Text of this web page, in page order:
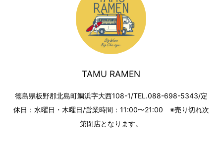
TAMU RAMEN
徳島県板野郡北島町鯛浜字大西108-1/TEL.088-698-5343/定
休日：水曜日・木曜日/営業時間：11:00〜21:00 ※売り切れ次
第閉店となります。